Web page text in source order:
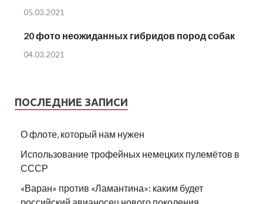
05.03.2021
20 фото неожиданных гибридов пород собак
04.03.2021
ПОСЛЕДНИЕ ЗАПИСИ
О флоте, который нам нужен
Использование трофейных немецких пулемётов в
СССР
«Варан» против «Ламантина»: каким будет